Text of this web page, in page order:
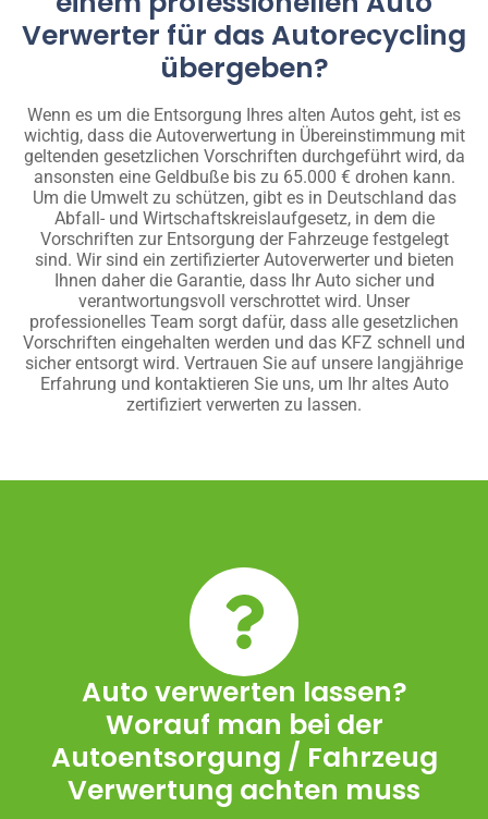
Verwerter für das Autorecycling
übergeben?
Wenn es um die Entsorgung Ihres alten Autos geht, ist es
wichtig, dass die Autoverwertung in Übereinstimmung mit
geltenden gesetzlichen Vorschriften durchgeführt wird, da
ansonsten eine Geldbuße bis zu 65.000 € drohen kann.
Um die Umwelt zu schützen, gibt es in Deutschland das
Abfall- und Wirtschaftskreislaufgesetz, in dem die
Vorschriften zur Entsorgung der Fahrzeuge festgelegt
sind. Wir sind ein zertifizierter Autoverwerter und bieten
Ihnen daher die Garantie, dass Ihr Auto sicher und
verantwortungsvoll verschrottet wird. Unser
professionelles Team sorgt dafür, dass alle gesetzlichen
Vorschriften eingehalten werden und das KFZ schnell und
sicher entsorgt wird. Vertrauen Sie auf unsere langjährige
Erfahrung und kontaktieren Sie uns, um Ihr altes Auto
zertifiziert verwerten zu lassen.
Auto verwerten lassen?
Worauf man bei der
Autoentsorgung / Fahrzeug
Verwertung achten muss